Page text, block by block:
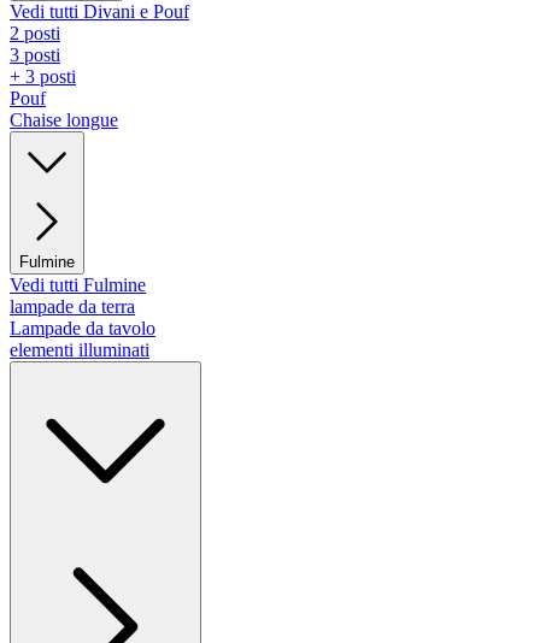
Vedi tutti Divani e Pouf
2 posti
3 posti
+ 3 posti
Pouf
Chaise longue
Fulmine
Vedi tutti Fulmine
lampade da terra
Lampade da tavolo
elementi illuminati